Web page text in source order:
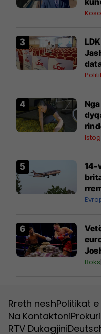
Istog
14-
Boks
Rreth neshPolitikat
Na Kontaktoni
RTV Dukagjini